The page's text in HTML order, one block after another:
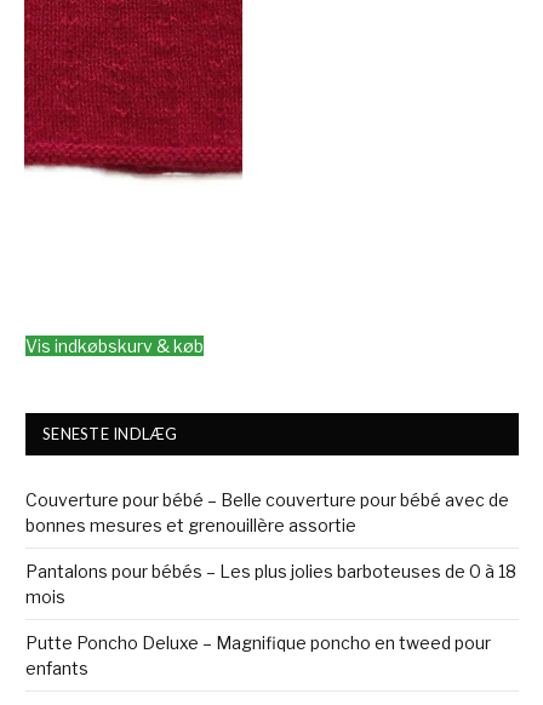
Vis indkøbskurv & køb
SENESTE INDLÆG
Couverture pour bébé – Belle couverture pour bébé avec de
bonnes mesures et grenouillère assortie
Pantalons pour bébés – Les plus jolies barboteuses de 0 à 18
mois
Putte Poncho Deluxe – Magnifique poncho en tweed pour
enfants